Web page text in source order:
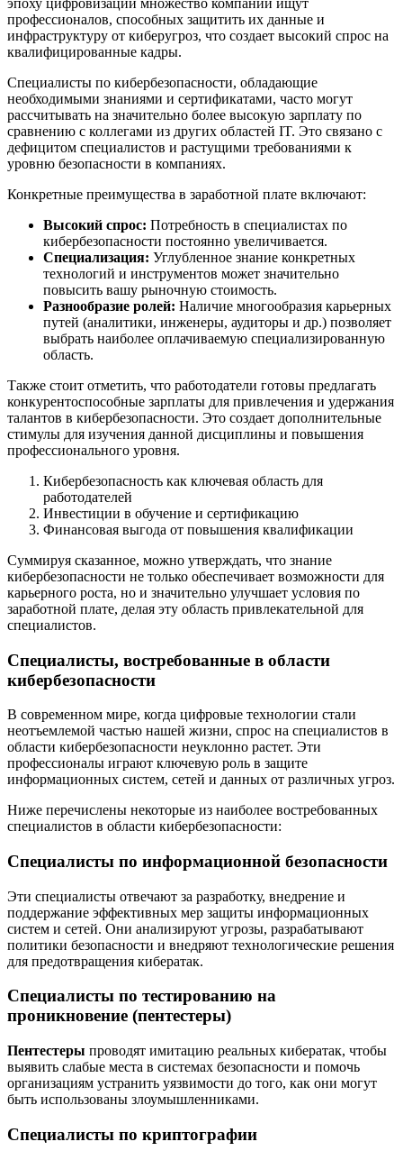
профессионалов, способных защитить их данные и
инфраструктуру от киберугроз, что создает высокий спрос на
квалифицированные кадры.
Специалисты по кибербезопасности, обладающие
необходимыми знаниями и сертификатами, часто могут
рассчитывать на значительно более высокую зарплату по
сравнению с коллегами из других областей IT. Это связано с
дефицитом специалистов и растущими требованиями к
уровню безопасности в компаниях.
Конкретные преимущества в заработной плате включают:
Высокий спрос: Потребность в специалистах по
кибербезопасности постоянно увеличивается.
Специализация: Углубленное знание конкретных
технологий и инструментов может значительно
повысить вашу рыночную стоимость.
Разнообразие ролей: Наличие многообразия карьерных
путей (аналитики, инженеры, аудиторы и др.) позволяет
выбрать наиболее оплачиваемую специализированную
область.
Также стоит отметить, что работодатели готовы предлагать
конкурентоспособные зарплаты для привлечения и удержания
талантов в кибербезопасности. Это создает дополнительные
стимулы для изучения данной дисциплины и повышения
профессионального уровня.
Кибербезопасность как ключевая область для
работодателей
Инвестиции в обучение и сертификацию
Финансовая выгода от повышения квалификации
Суммируя сказанное, можно утверждать, что знание
кибербезопасности не только обеспечивает возможности для
карьерного роста, но и значительно улучшает условия по
заработной плате, делая эту область привлекательной для
специалистов.
Специалисты, востребованные в области
кибербезопасности
В современном мире, когда цифровые технологии стали
неотъемлемой частью нашей жизни, спрос на специалистов в
области кибербезопасности неуклонно растет. Эти
профессионалы играют ключевую роль в защите
информационных систем, сетей и данных от различных угроз.
Ниже перечислены некоторые из наиболее востребованных
специалистов в области кибербезопасности:
Специалисты по информационной безопасности
Эти специалисты отвечают за разработку, внедрение и
поддержание эффективных мер защиты информационных
систем и сетей. Они анализируют угрозы, разрабатывают
политики безопасности и внедряют технологические решения
для предотвращения кибератак.
Специалисты по тестированию на
проникновение (пентестеры)
Пентестеры проводят имитацию реальных кибератак, чтобы
выявить слабые места в системах безопасности и помочь
организациям устранить уязвимости до того, как они могут
быть использованы злоумышленниками.
Специалисты по криптографии